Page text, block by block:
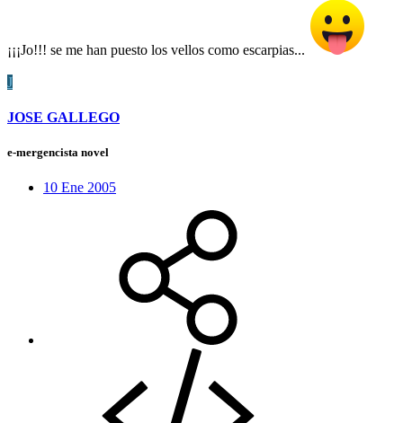
¡¡¡Jo!!! se me han puesto los vellos como escarpias...
J
JOSE GALLEGO
e-mergencista novel
10 Ene 2005